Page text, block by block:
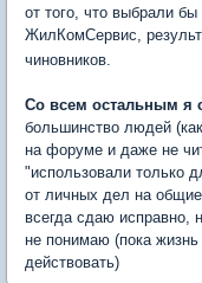
от того, что выбрали
ЖилКомСервис,
чиновников.
Со всем остальным я
большинство людей
на форуме и даже не
"использовали только
от личных дел на
всегда сдаю исправно,
не понимаю (пока жизнь
действовать)